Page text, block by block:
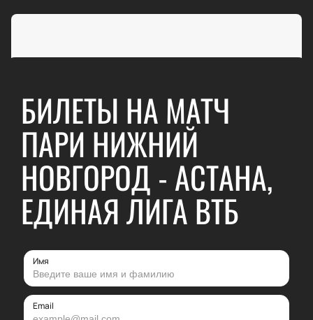
БИЛЕТЫ НА МАТЧ
ПАРИ НИЖНИЙ
НОВГОРОД - АСТАНА,
ЕДИНАЯ ЛИГА ВТБ
Имя
Email